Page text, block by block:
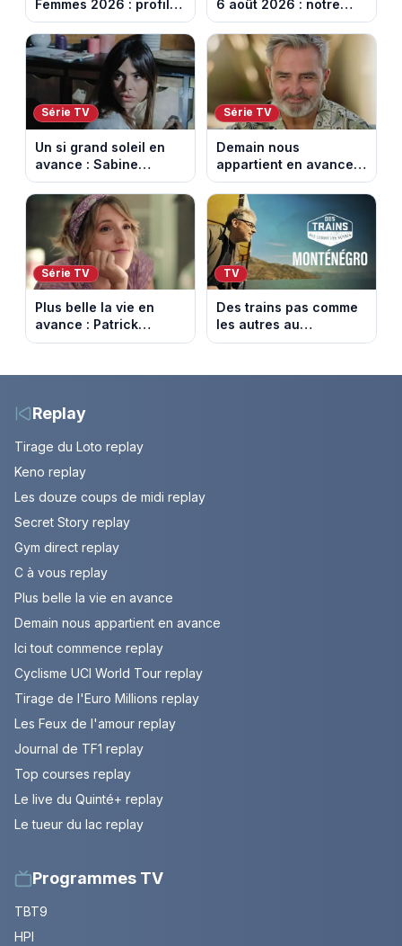
Femmes 2026 : profil
et horaires de la 6e
étape entre
Montbrison et
Tournon-sur-Rhône
6 août 2026 : notre
sélection pour votre
soirée télé
Série TV
Un si grand soleil en
avance : Sabine
menacée par Céleste.
Episode du 7 août
2026 (spoiler).
Série TV
Demain nous
appartient en avance:
Alex révèle son lourd
secret. Episode du 7
août 2026.
Série TV
Plus belle la vie en
avance : Patrick
victime d’un malaise.
2026 (spoiler)
TV
Des trains pas comme
les autres au
Monténégro : Philippe
l’Adriatique
Replay
Tirage du Loto replay
Keno replay
Les douze coups de midi replay
Secret Story replay
Gym direct replay
C à vous replay
Plus belle la vie en avance
Demain nous appartient en avance
Ici tout commence replay
Cyclisme UCI World Tour replay
Tirage de l'Euro Millions replay
Les Feux de l'amour replay
Journal de TF1 replay
Top courses replay
Le live du Quinté+ replay
Le tueur du lac replay
Programmes TV
TBT9
HPI